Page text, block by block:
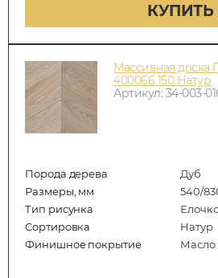
КУПИТЬ
Массивная
400066 150 Натур
Артикул: 34-003-
Порода дерева
Дуб
Размеры, мм
540/
Тип рисунка
Сортировка
Натур
Финишное покрытие
Масло